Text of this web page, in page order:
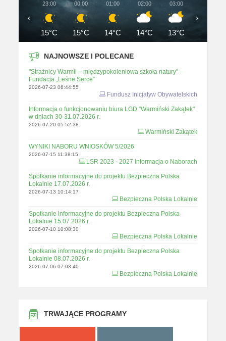
23:00
15°C
00:00
15°C
01:00
14°C
02:00
14°C
03:00
13°C
‹ ›
NAJNOWSZE I POLECANE
"Strażnicy Warmii – międzypokoleniowa szkoła natury" -
Fundacja „Leśne Serce”
2026-07-23 06:44:55
Fundusz Inicjatyw Obywatelskich
Informacja o funkcjonowaniu biura LGD "Warmiński Zakątek"
w dniach 30-31.07.2026 r.
2026-07-20 05:52:38
Warmiński Zakątek
WYNIKI NABORU WNIOSKÓW 5/2026
2026-07-15 11:38:15
LSR 2023 - 2027 Informacja o Naborach
Spotkanie informacyjne do projektu Bezpieczna Polska
Lokalnie 17.07.2026 r.
2026-07-13 10:14:17
Bezpieczna Polska Lokalnie
Spotkanie informacyjne do projektu Bezpieczna Polska
Lokalnie 15.07.2026 r.
2026-07-10 10:08:30
Bezpieczna Polska Lokalnie
Spotkanie informacyjne do projektu Bezpieczna Polska
Lokalnie 08.07.2026 r.
2026-07-06 07:03:40
Bezpieczna Polska Lokalnie
TRWAJĄCE PROGRAMY